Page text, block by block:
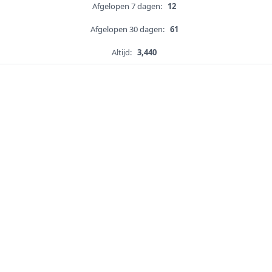
Afgelopen 7 dagen: 12
Afgelopen 30 dagen: 61
Altijd: 3,440